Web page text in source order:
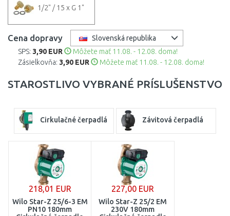
1/2" / 15 x G 1"
Cena dopravy
Slovenská republika
SPS: 3,90 EUR
Môžete mať 11.08. - 12.08. doma!
Zásielkovňa: 3,90 EUR Môžete mať 11.08. - 12.08. doma!
STAROSTLIVO VYBRANÉ PRÍSLUŠENSTVO
Cirkulačné čerpadlá Závitová čerpadlá
218,01 EUR
Wilo Star-Z 25/6-3 EM
PN10 180mm
227,00 EUR
Wilo Star-Z 25/2 EM
230V 180mm